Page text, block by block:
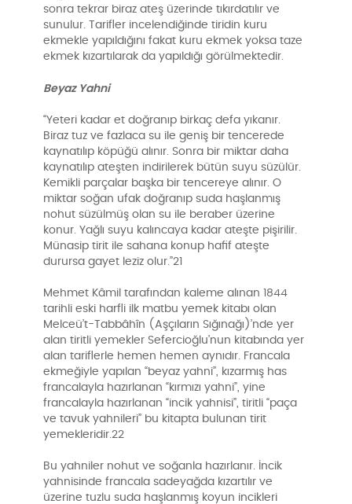
sonra tekrar biraz ateş üzerinde tıkırdatılır ve
sunulur. Tarifler incelendiğinde tiridin kuru
ekmekle yapıldığını fakat kuru ekmek yoksa taze
ekmek kızartılarak da yapıldığı görülmektedir.
Beyaz Yahni
“Yeteri kadar et doğranıp birkaç defa yıkanır.
Biraz tuz ve fazlaca su ile geniş bir tencerede
kaynatılıp köpüğü alınır. Sonra bir miktar daha
kaynatılıp ateşten indirilerek bütün suyu süzülür.
Kemikli parçalar başka bir tencereye alınır. O
miktar soğan ufak doğranıp suda haşlanmış
nohut süzülmüş olan su ile beraber üzerine
konur. Yağlı suyu kalıncaya kadar ateşte pişirilir.
Münasip tirit ile sahana konup hafif ateşte
durursa gayet leziz olur.”21
Mehmet Kâmil tarafından kaleme alınan 1844
tarihli eski harfli ilk matbu yemek kitabı olan
Melceü’t-Tabbâhîn (Aşçıların Sığınağı)’nde yer
alan tiritli yemekler Sefercioğlu’nun kitabında yer
alan tariflerle hemen hemen aynıdır. Francala
ekmeğiyle yapılan “beyaz yahni”, kızarmış has
francalayla hazırlanan “kırmızı yahni”, yine
francalayla hazırlanan “incik yahnisi”, tiritli “paça
ve tavuk yahnileri” bu kitapta bulunan tirit
yemekleridir.22
Bu yahniler nohut ve soğanla hazırlanır. İncik
yahnisinde francala sadeyağda kızartılır ve
üzerine tuzlu suda haşlanmış koyun incikleri